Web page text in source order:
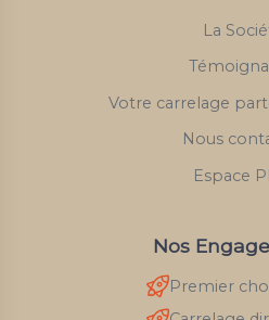
La
Votre carrelage
Nous
Espace
Nos
Premier